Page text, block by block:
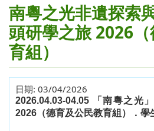
南粵之光非遺探索
頭研學之旅 2026
育組）
日期: 03/04/2026
2026.04.03-04.05 「南粵之光
2026 （德育及公民教育組）．學